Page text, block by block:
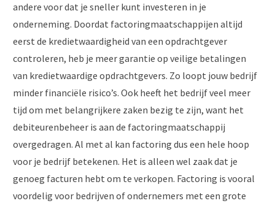
andere voor dat je sneller kunt investeren in je
onderneming. Doordat factoringmaatschappijen altijd
eerst de kredietwaardigheid van een opdrachtgever
controleren, heb je meer garantie op veilige betalingen
van kredietwaardige opdrachtgevers. Zo loopt jouw bedrijf
minder financiële risico’s. Ook heeft het bedrijf veel meer
tijd om met belangrijkere zaken bezig te zijn, want het
debiteurenbeheer is aan de factoringmaatschappij
overgedragen. Al met al kan factoring dus een hele hoop
voor je bedrijf betekenen. Het is alleen wel zaak dat je
genoeg facturen hebt om te verkopen. Factoring is vooral
voordelig voor bedrijven of ondernemers met een grote